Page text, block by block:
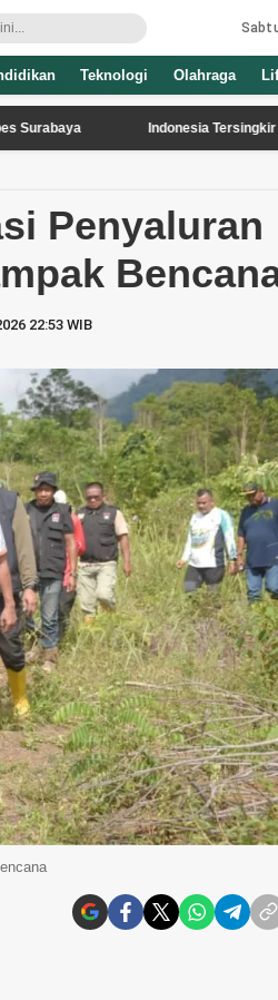
Teknologi Olahraga
Indonesia Tersingkir dari Piala
Penyaluran
22:53 WIB